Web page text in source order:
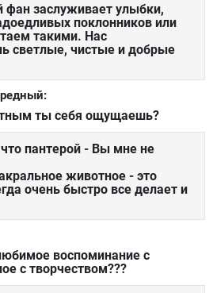
фан заслуживает улыбки,
поклонников или
такими. Нас
светлые, чистые и добрые
ты себя ощущаешь?
пантерой - Вы мне не
животное - это
очень быстро все делает и
воспоминание с
с творчеством???